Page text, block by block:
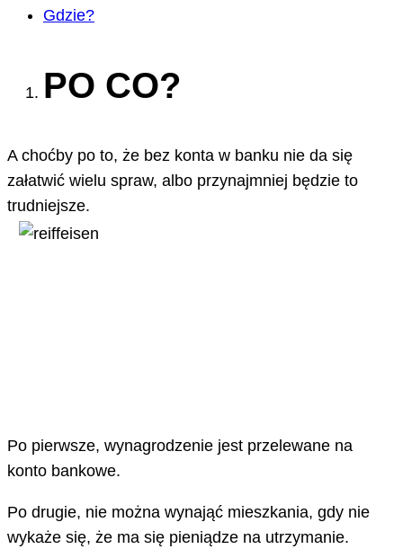
Gdzie?
PO CO?
A choćby po to, że bez konta w banku nie da się
załatwić wielu spraw, albo przynajmniej będzie to
trudniejsze.
Po pierwsze, wynagrodzenie jest przelewane na
konto bankowe.
Po drugie, nie można wynająć mieszkania, gdy nie
wykaże się, że ma się pieniądze na utrzymanie.